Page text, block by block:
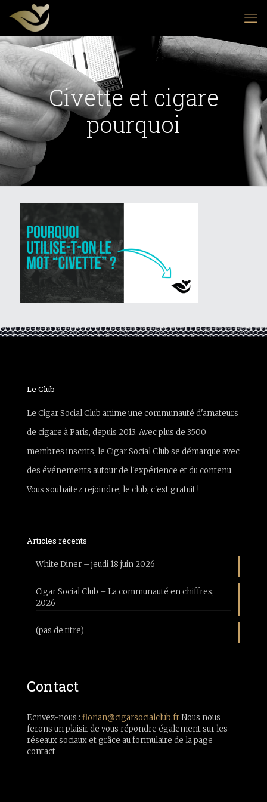
Civette et cigare
pourquoi
Le Club
Le Cigar Social Club anime une communauté d'amateurs
de cigare à Paris, depuis 2013. Avec plus de 3500
membres inscrits, le Cigar Social Club se démarque avec
des événements autour de l'expérience et du contenu.
Vous souhaitez rejoindre, le club, c'est gratuit !
Articles récents
White Diner – jeudi 18 juin 2026
Cigar Social Club – La communauté en chiffres,
2026
(pas de titre)
Contact
Ecrivez-nous : florian@cigarsocialclub.frNous nous
ferons un plaisir de vous répondre également sur les
réseaux sociaux et grâce au formulaire de la page
contact